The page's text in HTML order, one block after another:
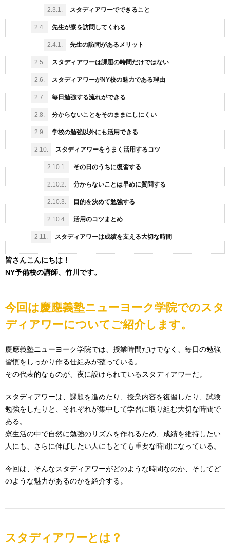
2.3.1. スタディアワーでできること
2.4. 先生が寮を訪問してくれる
2.4.1. 先生の訪問があるメリット
2.5. スタディアワーは課題の時間だけではない
2.6. スタディアワーがNY校の魅力である理由
2.7. 毎日勉強する流れができる
2.8. 分からないことをそのままにしにくい
2.9. 学校の勉強以外にも活用できる
2.10. スタディアワーをうまく活用するコツ
2.10.1. その日のうちに復習する
2.10.2. 分からないことは早めに質問する
2.10.3. 目的を決めて勉強する
2.10.4. 活用のコツまとめ
2.11. スタディアワーは成績を支える大切な時間
皆さんこんにちは！
NY予備校の講師、竹川です。
今回は慶應義塾ニューヨーク学院でのスタ
ディアワーについてご紹介します。
慶應義塾ニューヨーク学院では、授業時間だけでなく、毎日の勉強
習慣をしっかり作る仕組みが整っている。
その代表的なものが、夜に設けられているスタディアワーだ。
スタディアワーは、課題を進めたり、授業内容を復習したり、試験
勉強をしたりと、それぞれが集中して学習に取り組む大切な時間で
ある。
寮生活の中で自然に勉強のリズムを作れるため、成績を維持したい
人にも、さらに伸ばしたい人にもとても重要な時間になっている。
今回は、そんなスタディアワーがどのような時間なのか、そしてど
のような魅力があるのかを紹介する。
スタディアワーとは？